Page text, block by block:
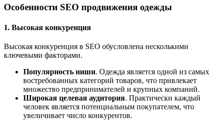
Особенности SEO продвижения одежды
1. Высокая конкуренция
Высокая конкуренция в SEO обусловлена несколькими
ключевыми факторами.
Популярность ниши. Одежда является одной из самых
востребованных категорий товаров, что привлекает
множество предпринимателей и крупных компаний.
Широкая целевая аудитория. Практически каждый
человек является потенциальным покупателем, что
увеличивает число конкурентов.